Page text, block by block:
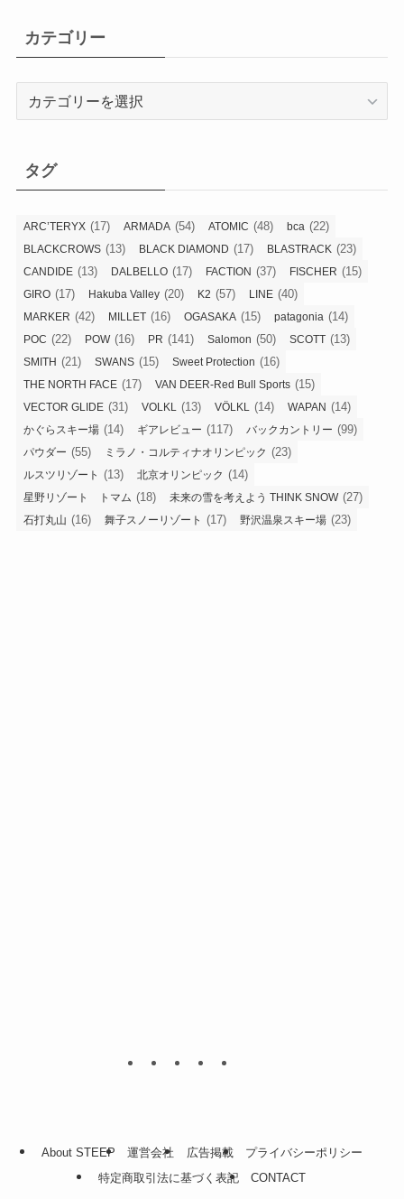
カテゴリー
ー
タグ
ARC’TERYX (17) ARMADA (54) ATOMIC (48) bca (22)
BLACKCROWS (13) BLACK DIAMOND (17) BLASTRACK (23)
CANDIDE (13) DALBELLO (17) FACTION (37) FISCHER (15)
GIRO (17) Hakuba Valley (20) K2 (57) LINE (40)
MARKER (42) MILLET (16) OGASAKA (15) patagonia (14)
POC (22) POW(16) PR (141) Salomon (50) SCOTT (13)
SMITH (21) SWANS (15) Sweet Protection (16)
THE NORTH FACE (17) VAN DEER-Red Bull Sports (15)
VECTOR GLIDE (31) VOLKL (13) VÖLKL (14) WAPAN (14)
かぐらスキー場 (14) ギアレビュー (117) バックカントリー (99)
パウダー (55) ミラノ・コルティナオリンピック (23)
ルスツリゾート (13) 北京オリンピック (14)
星野リゾート トマム (18) 未来の雪を考えよう THINK SNOW(27)
石打丸山 (16) 舞子スノーリゾート (17) 野沢温泉スキー場 (23)
About STEEP 運営会社 広告掲載
プライバシーポリシー
特定商取引法に基づく表記
CONTACT